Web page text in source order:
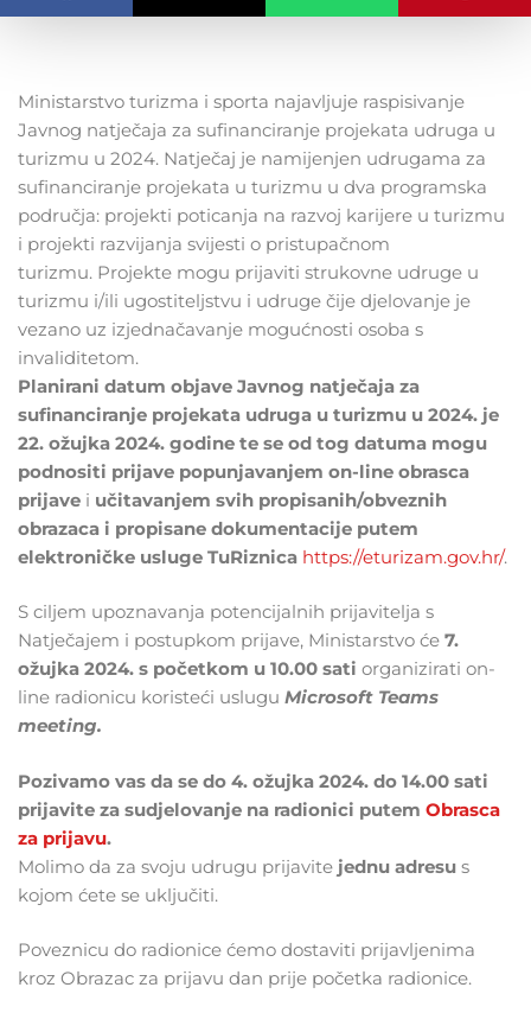
Ministarstvo turizma i sporta najavljuje raspisivanje
Javnog natječaja za sufinanciranje projekata udruga u
turizmu u 2024. Natječaj je namijenjen udrugama za
sufinanciranje projekata u turizmu u dva programska
područja: projekti poticanja na razvoj karijere u turizmu
i projekti razvijanja svijesti o pristupačnom
turizmu. Projekte mogu prijaviti strukovne udruge u
turizmu i/ili ugostiteljstvu i udruge čije djelovanje je
vezano uz izjednačavanje mogućnosti osoba s
invaliditetom.
Planirani datum objave Javnog natječaja za
sufinanciranje projekata udruga u turizmu u 2024. je
22. ožujka 2024. godine te se od tog datuma mogu
podnositi prijave popunjavanjem on-line obrasca
prijave i učitavanjem svih propisanih/obveznih
obrazaca i propisane dokumentacije putem
elektroničke usluge TuRiznica https://eturizam.gov.hr/.
S ciljem upoznavanja potencijalnih prijavitelja s
Natječajem i postupkom prijave, Ministarstvo će 7.
ožujka 2024. s početkom u 10.00 sati organizirati on-
line radionicu koristeći uslugu Microsoft Teams
meeting.
Pozivamo vas da se do 4. ožujka 2024. do 14.00 sati
prijavite za sudjelovanje na radionici putem Obrasca
za prijavu.
Molimo da za svoju udrugu prijavite jednu adresu s
kojom ćete se uključiti.
Poveznicu do radionice ćemo dostaviti prijavljenima
kroz Obrazac za prijavu dan prije početka radionice.